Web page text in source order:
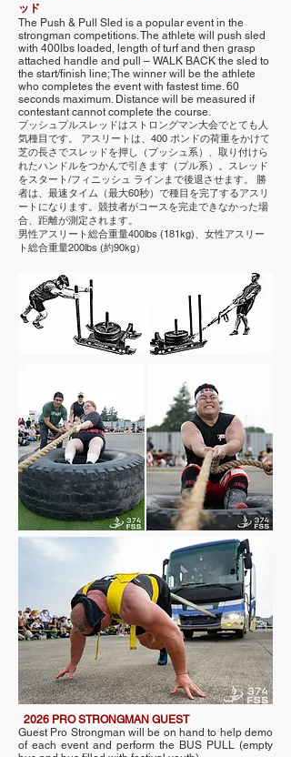
ッド
The Push & Pull Sled is a popular event in the
strongman competitions. The athlete will push sled
with 400lbs loaded, length of turf and then grasp
attached handle and pull – WALK BACK the sled to
the start/finish line; The winner will be the athlete
who completes the event with fastest time. 60
seconds maximum. Distance will be measured if
contestant cannot complete the course.
プッシュプルスレッドはストロングマン大会でとても人
気種目です。 アスリートは、400 ポンドの荷重をかけて
芝の長さでスレッドを押し（プッシュ系）、取り付けら
れたハンドルをつかんで引きます（プル系）。スレッド
をスタート/フィニッシュ ラインまで後退させます。 勝
者は、最速タイム（最大60秒）で種目を完了するアスリ
ートになります。競技者がコースを完走できなかった場
合、距離が測定されます。
男性アスリート総合重量400lbs (181kg)、女性アスリー
ト総合重量200lbs (約90kg）
2026 PRO STRONGMAN GUEST
Guest Pro Strongman will be on hand to help demo
of each event and perform the BUS PULL (empty